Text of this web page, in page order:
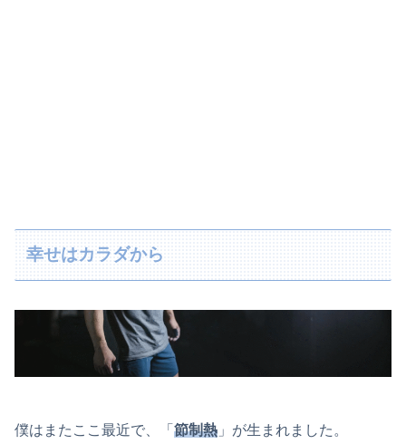
幸せはカラダから
僕はまたここ最近で、「 節制熱 」が生まれました。